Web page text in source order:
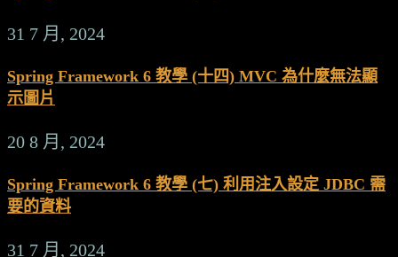
31 7 月, 2024
Spring Framework 6 教學 (十四) MVC 為什麼無法顯
示圖片
20 8 月, 2024
Spring Framework 6 教學 (七) 利用注入設定 JDBC 需
要的資料
31 7 月, 2024